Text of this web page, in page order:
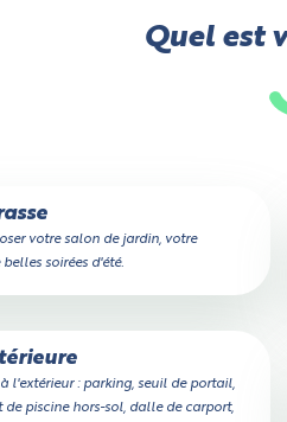
Quel est
votre salon de jardin, votre
soirées d'été.
l'extérieur : parking, seuil de portail,
de piscine hors-sol, dalle de carport,